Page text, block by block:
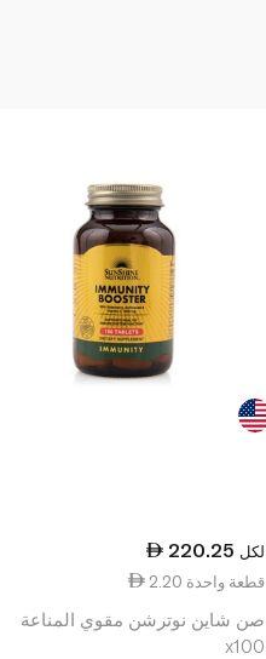
220.25 لكل
2.20 قطعة واحدة
صن شاين نوترشن مقوي المناعة
x100